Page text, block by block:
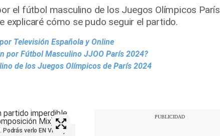
el fútbol masculino de los Juegos Olímpicos París
explicaré cómo se pudo seguir el partido.
Televisión Española y Online
por Fútbol Masculino JJOO París 2024?
de los Juegos Olímpicos de París 2024
verlo EN VIVO y